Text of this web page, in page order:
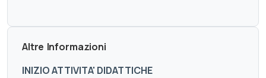
Altre Informazioni
INIZIO ATTIVITA' DIDATTICHE